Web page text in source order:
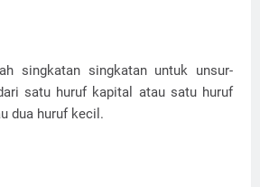
singkatan singkatan untuk unsur-
satu huruf kapital atau satu huruf
dua huruf kecil.